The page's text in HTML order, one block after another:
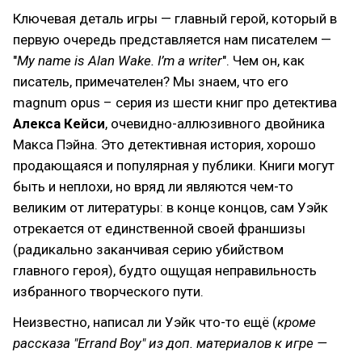
Ключевая деталь игры — главный герой, который в
первую очередь представляется нам писателем —
"My name is Alan Wake. I’m a writer". Чем он, как
писатель, примечателен? Мы знаем, что его
magnum opus – серия из шести книг про детектива
Алекса Кейси, очевидно-аллюзивного двойника
Макса Пэйна. Это детективная история, хорошо
продающаяся и популярная у публики. Книги могут
быть и неплохи, но вряд ли являются чем-то
великим от литературы: в конце концов, сам Уэйк
отрекается от единственной своей франшизы
(радикально заканчивая серию убийством
главного героя), будто ощущая неправильность
избранного творческого пути.
Неизвестно, написал ли Уэйк что-то ещё (кроме
рассказа "Errand Boy" из доп. материалов к игре —